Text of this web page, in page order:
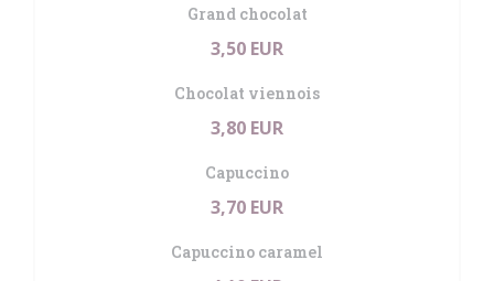
Grand chocolat
3,50 EUR
Chocolat viennois
3,80 EUR
Capuccino
3,70 EUR
Capuccino caramel